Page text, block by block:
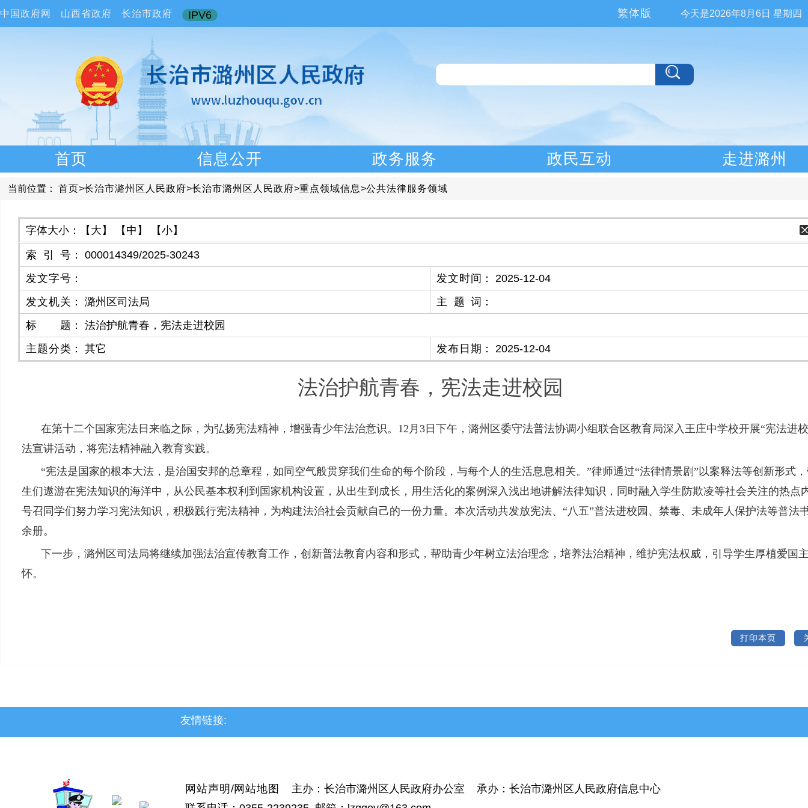
中国政府网 山西省政府 长治市政府 IPV6 今天是2026年8月6日 星期四
繁体版
首页 信息公开 政务服务 政民互动 走进潞州
当前位置： 首页>长治市潞州区人民政府>长治市潞州区人民政府>重点领域信息>公共法律服务领域
字体大小： 【大】 【中】 【小】
索引号 ：
000014349/2025-30243
发文字号 ： 发文时间 ：
2025-12-04
发文机关 ： 潞州区司法局 主题词 ：
标题 ：
法治护航青春，宪法走进校园
主题分类 ： 其它 发布日期 ： 2025-12-04
法治护航青春，宪法走进校园
在第十二个国家宪法日来临之际，为弘扬宪法精神，增强青少年法治意识。12月3日下午，潞州区委守法普法协调小组联合区教育局深入王庄中学校开展“宪法进
法宣讲活动，将宪法精神融入教育实践。
“宪法是国家的根本大法，是治国安邦的总章程，如同空气般贯穿我们生命的每个阶段，与每个人的生活息息相关。”律师通过“法律情景剧”以案释法等创新形式
生们遨游在宪法知识的海洋中，从公民基本权利到国家机构设置，从出生到成长，用生活化的案例深入浅出地讲解法律知识，同时融入学生防欺凌等社会关注的热点
号召同学们努力学习宪法知识，积极践行宪法精神，为构建法治社会贡献自己的一份力量。本次活动共发放宪法、“八五”普法进校园、禁毒、未成年人保护法等普法
余册。
下一步，潞州区司法局将继续加强法治宣传教育工作，创新普法教育内容和形式，帮助青少年树立法治理念，培养法治精神，维护宪法权威，引导学生厚植爱国
怀。
打印本页
友情链接:
网站声明 /网站地图
主办：长治市潞州区人民政府办公室 承办：长治市潞州区人民政府信息中心